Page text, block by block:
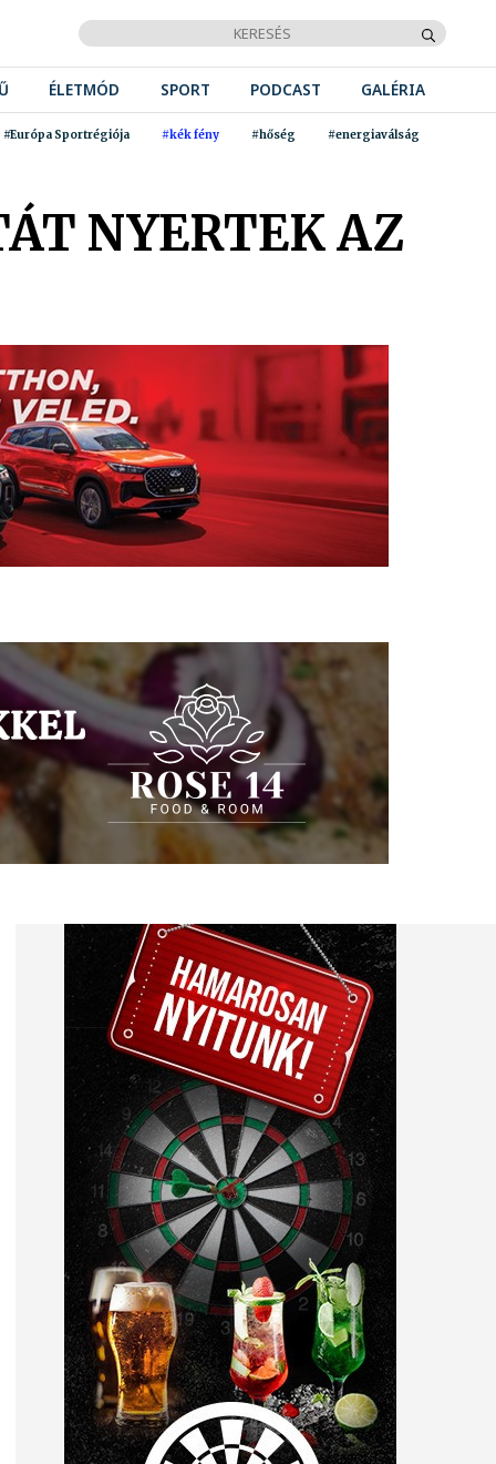
ÉLETMÓD SPORT PODCAST GALÉRIA
#Európa Sportrégiója #kék fény #hőség #energiaválság
NYERTEK AZ